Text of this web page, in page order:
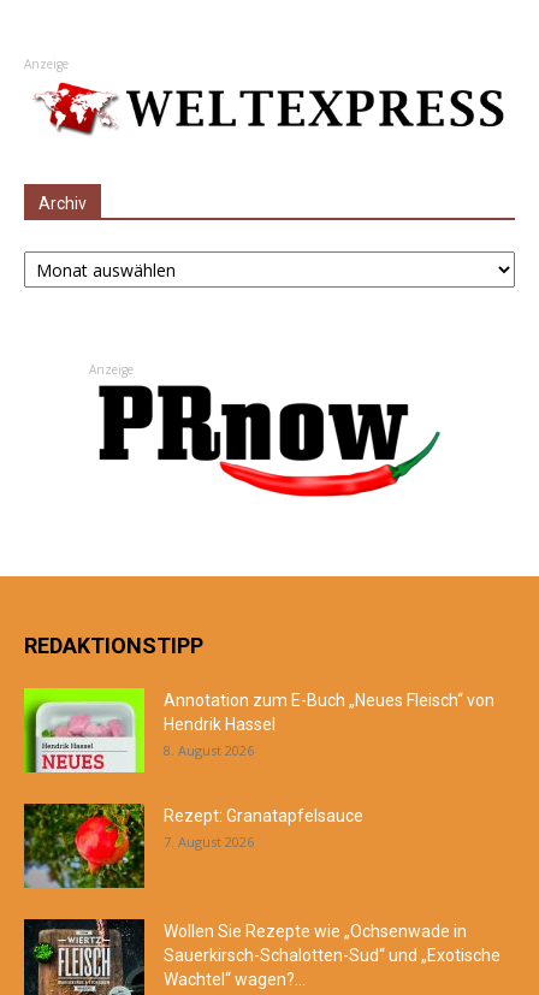
Anzeige
Archiv
Archiv
Anzeige
REDAKTIONSTIPP
Annotation zum E-Buch „Neues Fleisch“ von
Hendrik Hassel
8. August 2026
Rezept: Granatapfelsauce
7. August 2026
Wollen Sie Rezepte wie „Ochsenwade in
Sauerkirsch-Schalotten-Sud“ und „Exotische
Wachtel“ wagen?...